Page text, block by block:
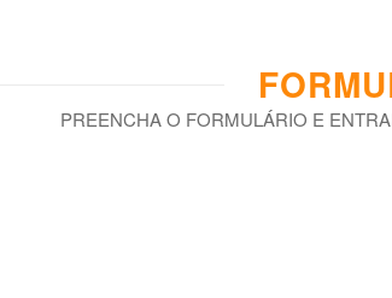
PREENCHA O FORMULÁRIO E